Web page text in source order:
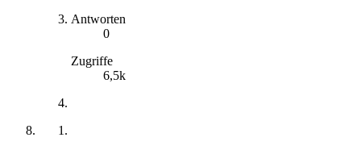
Antworten
0
Zugriffe
6,5k